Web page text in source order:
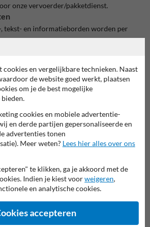
onze vervoerder/pakketdienst.
tekst- en informatieborden worden per
in werkdagen (maandag t/m vrijdag
binnen enkele uren na de
leverdatum van je bestelling.
wanneer het pakket aangeboden is
Allereerst is het voor ons belangrijk om
opdracht goed in beeld te hebben.
vrijblijvendin de winkelmand
klik je op de button 'prijsopgave
naar onze webshop (zie optie op de
en vergelijkbare technieken. Naast
de website goed werkt, plaatsen
om je de best mogelijke
cookies en mobiele advertentie-
en derde partijen gepersonaliseerde en
advertenties tonen
Meer weten? Lees hier alles over ons
te klikken, ga je akkoord met de
Indien je kiest voorweigeren,
en analytische cookies.
accepteren